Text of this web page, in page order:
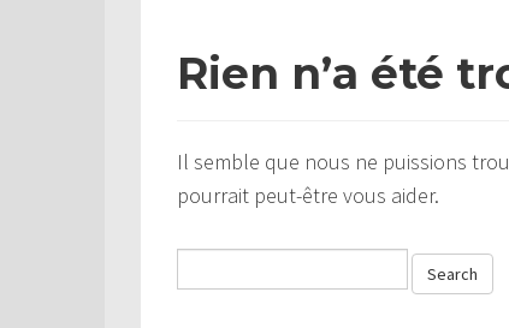
Rien n’a été
Il semble que nous ne puissions
pourrait peut-être vous aider.